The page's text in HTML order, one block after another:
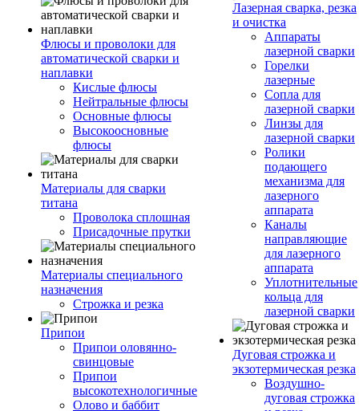
Флюсы и проволоки для
автоматической сварки и
наплавки
Кислые флюсы
Нейтральные флюсы
Основные флюсы
Высокоосновные
флюсы
Материалы для сварки
титана
Проволока сплошная
Присадочные прутки
Материалы специального
назначения
Строжка и резка
Припои
Припои оловянно-
свинцовые
Припои
высокотехнологичные
Олово и баббит
Лазерная сварка, резка
и очистка
Аппараты
лазерной сварки
Горелки
лазерные
Сопла для
лазерной сварки
Линзы для
лазерной сварки
Ролики
подающего
механизма для
лазерного
аппарата
Каналы
направляющие
для лазерного
аппарата
Уплотнительные
кольца для
лазерной сварки
Дуговая строжка и
экзотермическая резка
Воздушно-
дуговая строжка